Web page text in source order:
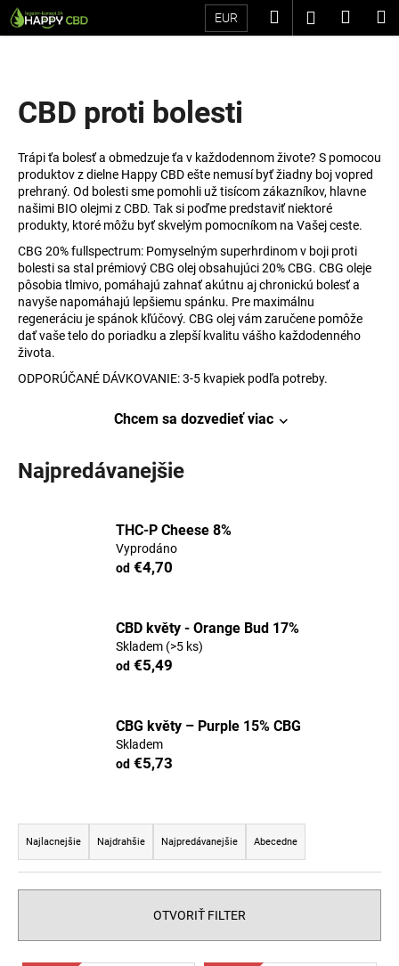
Prejsť
na
EUR Hľadať
CBD proti bolesti
Trápi ťa bolesť a obmedzuje ťa v každodennom živote? S pomocou
produktov z dielne Happy CBD ešte nemusí byť žiadny boj vopred
prehraný. Od bolesti sme pomohli už tisícom zákazníkov, hlavne
našimi BIO olejmi z CBD. Tak si poďme predstaviť niektoré
produkty, ktoré môžu byť skvelým pomocníkom na Vašej ceste.
CBG 20% fullspectrum: Pomyselným superhrdinom v boji proti
bolesti sa stal prémiový CBG olej obsahujúci 20% CBG. CBG oleje
pôsobia tlmivo, pomáhajú zahnať akútnu aj chronickú bolesť a
navyše napomáhajú lepšiemu spánku. Pre maximálnu
regeneráciu je spánok kľúčový. CBG olej vám zaručene pomôže
dať vaše telo do poriadku a zlepší kvalitu vášho každodenného
života.
ODPORÚČANÉ DÁVKOVANIE: 3-5 kvapiek podľa potreby.
Chcem sa dozvedieť viac
Najpredávanejšie
THC-P Cheese 8%
Vyprodáno
od €4,70
CBD květy - Orange Bud 17%
Skladem (>5 ks)
od €5,49
CBG květy – Purple 15% CBG
Skladem
od €5,73
R
a
d
e
i
e
Najlacnejšie Najdrahšie Najpredávanejšie Abecedne
OTVORIŤ FILTER
K
o
Č
o
o
t
r
e
b
u
j
e
t
e
s
a
m
e
S